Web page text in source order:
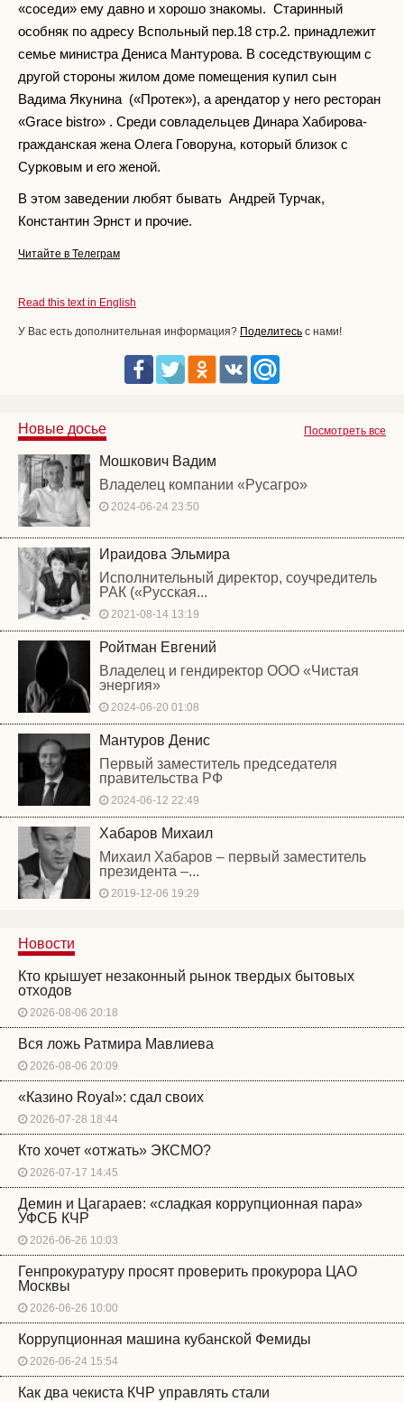
«соседи» ему давно и хорошо знакомы. Старинный
особняк по адресу Вспольный пер.18 стр.2. принадлежит
семье министра Дениса Мантурова. В соседствующим с
другой стороны жилом доме помещения купил сын
Вадима Якунина («Протек»), а арендатор у него ресторан
«Grace bistro» . Среди совладельцев Динара Хабирова-
гражданская жена Олега Говоруна, который близок с
Сурковым и его женой.
В этом заведении любят бывать Андрей Турчак,
Константин Эрнст и прочие.
Читайте в Телеграм
Read this text in English
У Вас есть дополнительная информация? Поделитесь с нами!
Посмотреть все
Новые досье
Мошкович Вадим
Владелец компании «Русагро»
2024-06-24 23:50
Ираидова Эльмира
Исполнительный директор, соучредитель
РАК («Русская...
2021-08-14 13:19
Ройтман Евгений
Владелец и гендиректор ООО «Чистая
энергия»
2024-06-20 01:08
Мантуров Денис
Первый заместитель председателя
правительства РФ
2024-06-12 22:49
Хабаров Михаил
Михаил Хабаров – первый заместитель
президента –...
2019-12-06 19:29
Новости
Кто крышует незаконный рынок твердых бытовых
отходов
2026-08-06 20:18
Вся ложь Ратмира Мавлиева
2026-08-06 20:09
«Казино Royal»: сдал своих
2026-07-28 18:44
Кто хочет «отжать» ЭКСМО?
2026-07-17 14:45
Демин и Цагараев: «сладкая коррупционная пара»
УФСБ КЧР
2026-06-26 10:03
Генпрокуратуру просят проверить прокурора ЦАО
Москвы
2026-06-26 10:00
Коррупционная машина кубанской Фемиды
2026-06-24 15:54
Как два чекиста КЧР управлять стали